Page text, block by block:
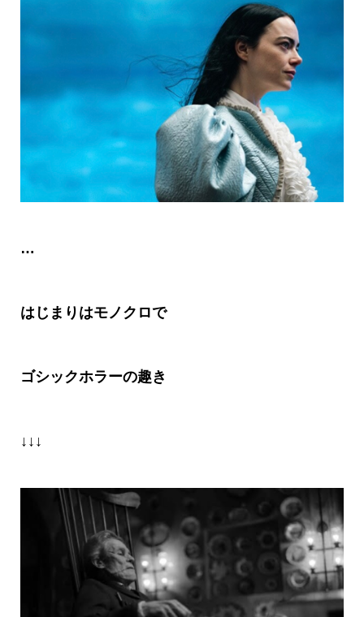
…
はじまりはモノクロで
ゴシックホラーの趣き
↓↓↓